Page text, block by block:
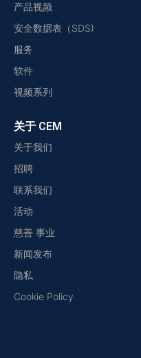
产品视频
安全数据表（SDS)
服务
软件
视频系列
关于 CEM
关于我们
招聘
联系我们
活动
慈善 事业
新闻发布
隐私
Cookie Policy